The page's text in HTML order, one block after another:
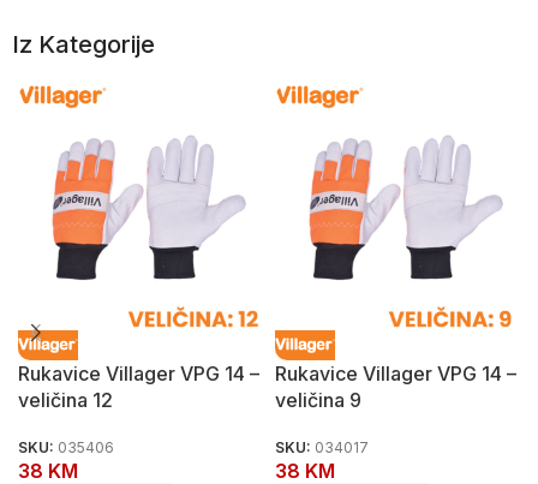
Iz Kategorije
Rukavice Villager VPG 14 –
veličina 12
SKU: 035406
38 KM
Rukavice Villager VPG 14 –
veličina 9
SKU: 034017
38 KM